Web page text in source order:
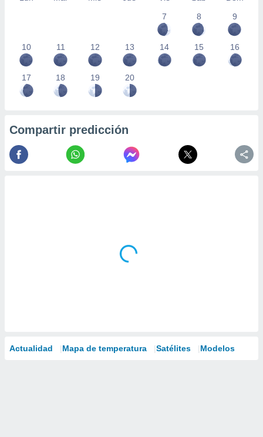
7
8 9
10 11 12 13 14 15 16
17 18 19 20
Compartir predicción
Actualidad Mapa de temperatura Satélites Modelos